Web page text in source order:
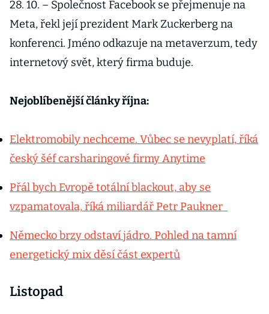
28. 10. – Společnost Facebook se přejmenuje na
Meta, řekl její prezident Mark Zuckerberg na
konferenci. Jméno odkazuje na metaverzum, tedy
internetový svět, který firma buduje.
Nejoblíbenější články října:
Elektromobily nechceme. Vůbec se nevyplatí, říká
český šéf carsharingové firmy Anytime
Přál bych Evropě totální blackout, aby se
vzpamatovala, říká miliardář Petr Paukner
Německo brzy odstaví jádro. Pohled na tamní
energetický mix děsí část expertů
Listopad